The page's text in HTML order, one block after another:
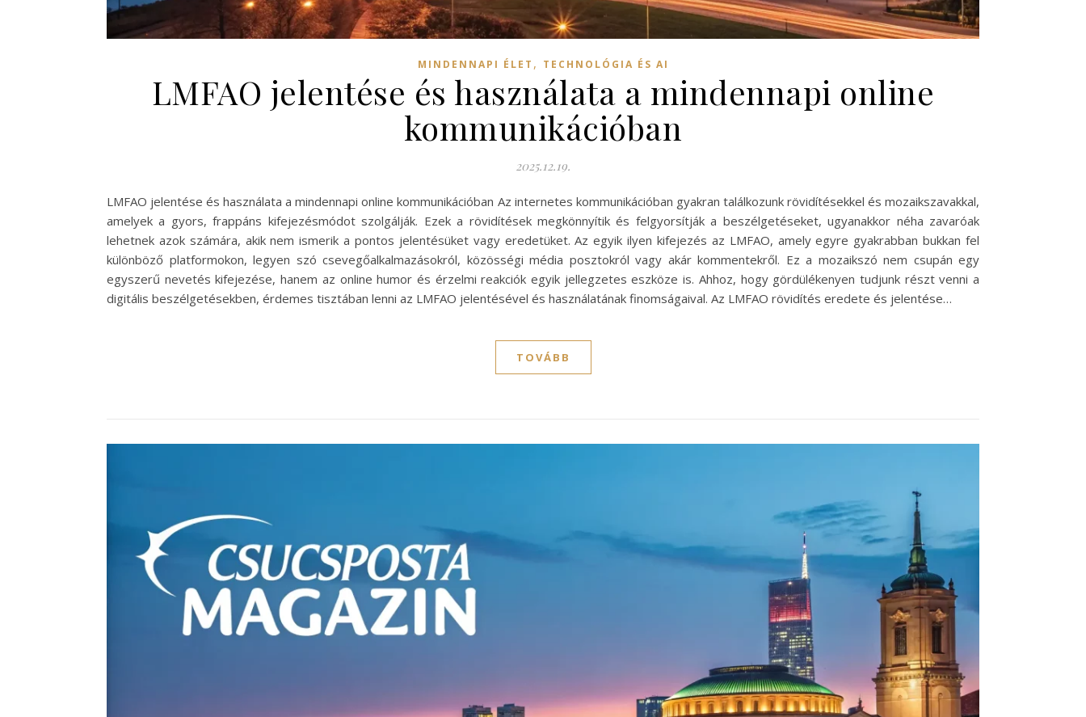
MINDENNAPI ÉLET , TECHNOLÓGIA ÉS AI
LMFAO jelentése és használata a mindennapi online
kommunikációban
2025.12.19.
LMFAO jelentése és használata a mindennapi online kommunikációban Az internetes kommunikációban gyakran találkozunk rövidítésekkel és mozaikszavakkal,
amelyek a gyors, frappáns kifejezésmódot szolgálják. Ezek a rövidítések megkönnyítik és felgyorsítják a beszélgetéseket, ugyanakkor néha zavaróak
lehetnek azok számára, akik nem ismerik a pontos jelentésüket vagy eredetüket. Az egyik ilyen kifejezés az LMFAO, amely egyre gyakrabban bukkan fel
különböző platformokon, legyen szó csevegőalkalmazásokról, közösségi média posztokról vagy akár kommentekről. Ez a mozaikszó nem csupán egy
egyszerű nevetés kifejezése, hanem az online humor és érzelmi reakciók egyik jellegzetes eszköze is. Ahhoz, hogy gördülékenyen tudjunk részt venni a
digitális beszélgetésekben, érdemes tisztában lenni az LMFAO jelentésével és használatának finomságaival. Az LMFAO rövidítés eredete és jelentése…
TOVÁBB